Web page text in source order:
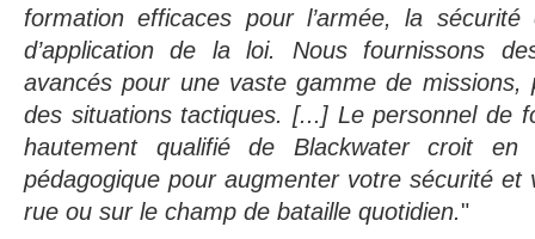
formation efficaces pour l’armée, la
d’application de la loi. Nous fournissons
avancés pour une vaste gamme de
des situations tactiques. [...] Le personnel de
hautement qualifié de Blackwater croit
pédagogique pour augmenter votre sécurité et
rue ou sur le champ de bataille quotidien."